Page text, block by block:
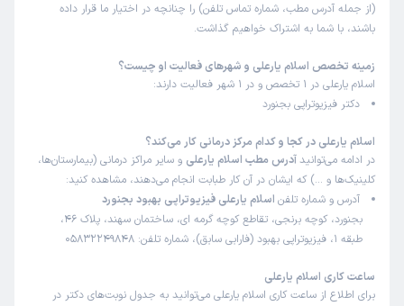
(از جمله آدرس مطب، شماره تماس تلفن) را چنانچه در اختیار ما قرار داده
باشند، با شما به اشتراک خواهیم گذاشت.
زمینه تخصص اسلام یارعلی و شهرهای فعالیت او چیست؟
اسلام یارعلی در 1 تخصص و در 1 شهر فعالیت دارند:
دکتر فیزیوتراپی بجنورد
اسلام یارعلی در کجا و کدام مرکز درمانی کار می‌کند؟
در ادامه می‌توانید آدرس مطب اسلام یارعلی و سایر مراکز درمانی (بیمارستان‌ها،
کلینیک‌ها و …) که ایشان در آن کار طبابت انجام می‌دهند، مشاهده کنید:
آدرس و شماره تلفن اسلام یارعلی فیزیوتراپی بهبود بجنورد
بجنورد، کوچه برنجی، تقاطع کوچه گرمه ای، ساختمان سهند، پلاک 46،
طبقه 1، فیزیوتراپی بهبود (فارابی سابق)، شماره تلفن: 05832249848
ساعت کاری اسلام یارعلی
برای اطلاع از ساعت کاری اسلام یارعلی می‌توانید به جدول نوبت‌های دکتر در